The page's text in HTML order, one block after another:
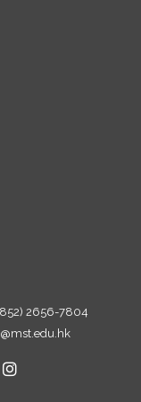
2656-7804